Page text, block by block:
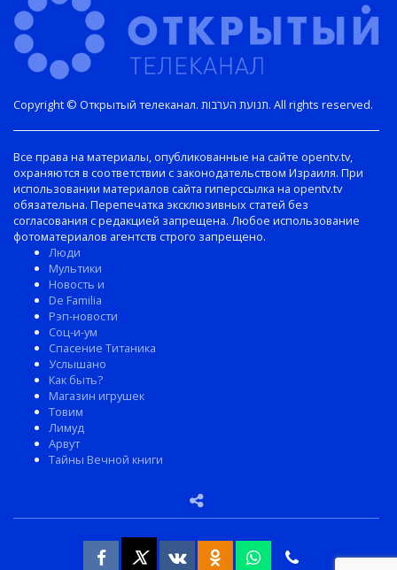
Copyright © Открытый телеканал. תנועת הערבות. All rights reserved.
Все права на материалы, опубликованные на сайте opentv.tv,
охраняются в соответствии с законодательством Израиля. При
использовании материалов сайта гиперссылка на opentv.tv
обязательна. Перепечатка эксклюзивных статей без
согласования с редакцией запрещена. Любое использование
фотоматериалов агентств строго запрещено.
Люди
Мультики
Новость и
De Familia
Рэп-новости
Соц-и-ум
Спасение Титаника
Услышано
Как быть?
Магазин игрушек
Товим
Лимуд
Арвут
Тайны Вечной книги